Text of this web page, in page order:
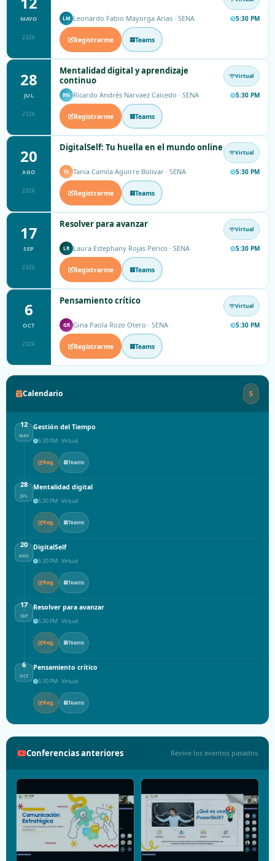
MAYO
2026
LM Leonardo Fabio Mayorga Arias · SENA 5:30 PM
Registrarme Teams
28
JUL
2026
Mentalidad digital y aprendizaje
continuo
Virtual
RN Ricardo Andrés Narvaez Caicedo · SENA 5:30 PM
Registrarme Teams
20
AGO
2026
DigitalSelf: Tu huella en el mundo online Virtual
TA Tania Camila Aguirre Bolivar · SENA 5:30 PM
Registrarme Teams
17
SEP
2026
Resolver para avanzar Virtual
LR Laura Estephany Rojas Perico · SENA 5:30 PM
Registrarme Teams
6
OCT
2026
Pensamiento crítico Virtual
GR Gina Paola Rozo Otero · SENA 5:30 PM
Registrarme Teams
Calendario 5
12
MAY
Gestión del Tiempo
5:30 PM · Virtual
Reg. Teams
28
JUL
Mentalidad digital
5:30 PM · Virtual
Reg. Teams
20
AGO
DigitalSelf
5:30 PM · Virtual
Reg. Teams
17
SEP
Resolver para avanzar
5:30 PM · Virtual
Reg. Teams
6
OCT
Pensamiento crítico
5:30 PM · Virtual
Reg. Teams
Conferencias anteriores Revive los eventos pasados